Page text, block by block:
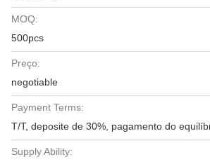
MOQ:
500pcs
Preço:
negotiable
Payment Terms:
T/T, deposite de 30%, pagamento do
Supply Ability: